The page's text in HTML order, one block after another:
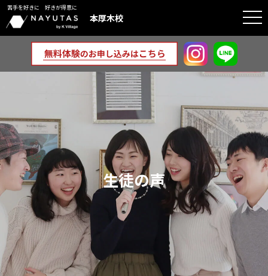
苦手を好きに 好きが得意に
本厚木校
生徒の声